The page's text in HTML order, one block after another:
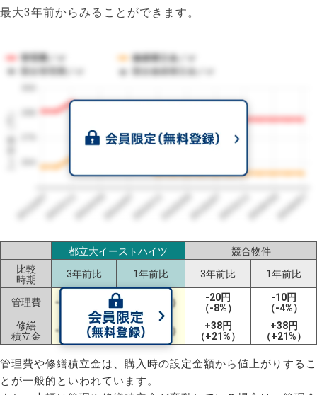
最大3年前からみることができます。
1㎡単価（円）
管理費／㎡
修繕積立金／㎡
2023/072023/112024/032024/072024/112025/032025/072025/112026/032026/07
都立大イーストハイツ
競合物件
比較
時期
3年前比 1年前比 3年前比 1年前比
管理費 -4円（-1%） ±0円（±0%）
-20円
（-8%）
-10円
（-4%）
修繕
積立金
-3円（-1%） ±0円（±0%）
+38円
（+21%）
+38円
（+21%）
管理費や修繕積立金は、購入時の設定金額から値上がりするこ
とが一般的といわれています。